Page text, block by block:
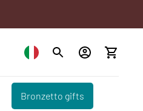
Bronzetto gifts